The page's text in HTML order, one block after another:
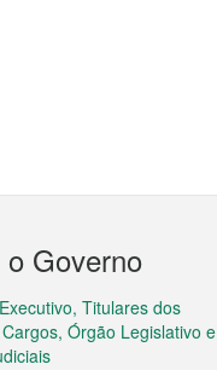
Governo
Titulares dos
Órgão Legislativo e